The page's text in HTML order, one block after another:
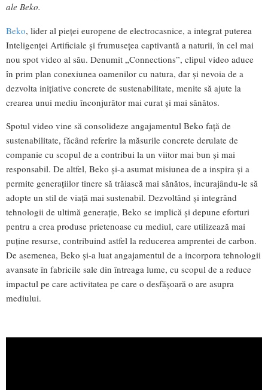
ale Beko.
Beko, lider al pieței europene de electrocasnice, a integrat puterea
Inteligenței Artificiale și frumusețea captivantă a naturii, în cel mai
nou spot video al său. Denumit „Connections”, clipul video aduce
în prim plan conexiunea oamenilor cu natura, dar și nevoia de a
dezvolta inițiative concrete de sustenabilitate, menite să ajute la
crearea unui mediu înconjurător mai curat și mai sănătos.
Spotul video vine să consolideze angajamentul Beko față de
sustenabilitate, făcând referire la măsurile concrete derulate de
companie cu scopul de a contribui la un viitor mai bun și mai
responsabil. De altfel, Beko și-a asumat misiunea de a inspira și a
permite generațiilor tinere să trăiască mai sănătos, încurajându-le să
adopte un stil de viață mai sustenabil. Dezvoltând și integrând
tehnologii de ultimă generație, Beko se implică și depune eforturi
pentru a crea produse prietenoase cu mediul, care utilizează mai
puține resurse, contribuind astfel la reducerea amprentei de carbon.
De asemenea, Beko și-a luat angajamentul de a incorpora tehnologii
avansate în fabricile sale din întreaga lume, cu scopul de a reduce
impactul pe care activitatea pe care o desfășoară o are asupra
mediului.